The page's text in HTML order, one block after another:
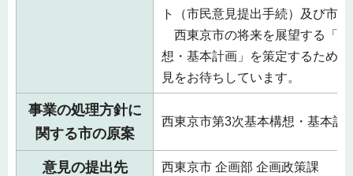
ト（市民意見提出手続）及び市
西東京市の将来を展望する「
想・基本計画」を策定するため
見をお待ちしています。
事業の処理方針に
関する市の原案
西東京市第3次基本構想・基本計
意見の提出先 西東京市 企画部 企画政策課